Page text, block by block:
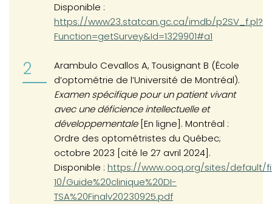
Disponible :
https://www23.statcan.gc.ca/imdb/p2SV_f.pl?
Function=getSurvey&Id=1329901#a1
Arambulo Cevallos A, Tousignant B (École
d’optométrie de l’Université de Montréal).
Examen spécifique pour un patient vivant
avec une déficience intellectuelle et
développementale[En ligne]. Montréal :
Ordre des optométristes du Québec;
octobre 2023 [cité le 27 avril 2024].
Disponible : https://www.ooq.org/sites/default/
10/Guide%20clinique%20DI-
TSA%20Finalv20230925.pdf